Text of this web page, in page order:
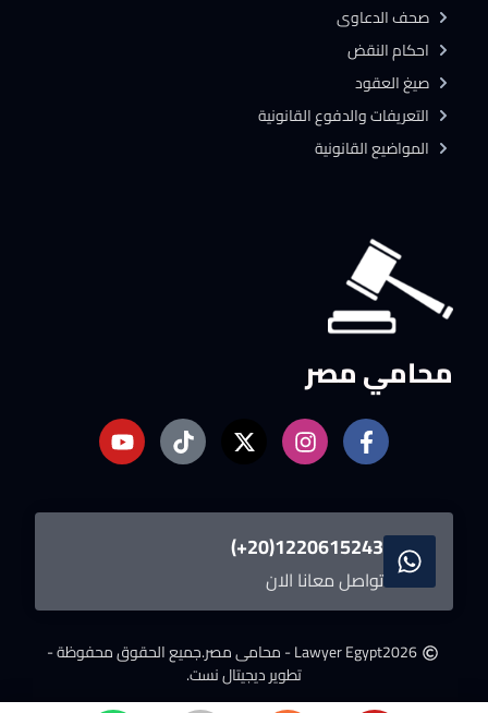
محامي مصر
1220615243(20+)
تواصل معانا الان
2026Lawyer Egypt - محامى مصر.
جميع الحقوق محفوظة -
تطوير ديجيتال نست.
صحف الدعاوى
احكام النقض
صيغ العقود
التعريفات والدفوع القانونية
المواضيع القانونية